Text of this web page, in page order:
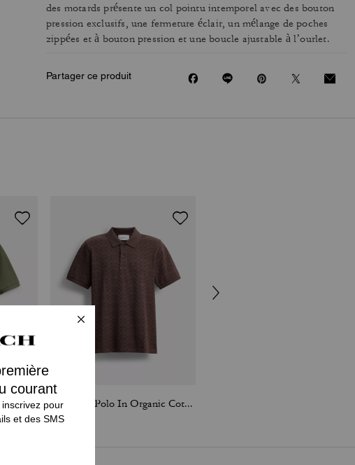
des motards présente un col pointu intemporel avec des bouton
pression exclusifs, une fermeture éclair, un mélange de poches
zippées et à bouton pression et une boucle ajustable à l’ourlet.
Partager ce produit
Signature Polo In Organic Cotton